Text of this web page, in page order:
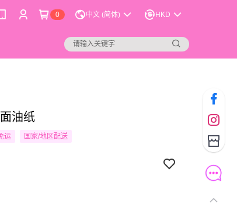
0 中文 (简体) HKD
油纸
运 国家/地区配送